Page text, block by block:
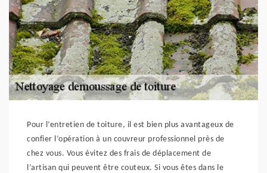
Pour l’entretien de toiture, il est bien plus avantageux de
confier l’opération à un couvreur professionnel près de
chez vous. Vous évitez des frais de déplacement de
l’artisan qui peuvent être couteux. Si vous êtes dans le